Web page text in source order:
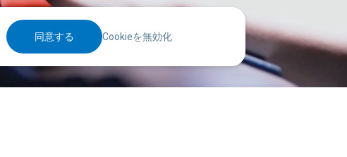
同意する Cookieを無効化